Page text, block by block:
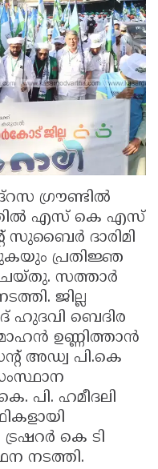
ഗ്രൗണ്ടിൽ
എസ് കെ എസ്
സുബൈർ ദാരിമി
പ്രതിജ്ഞ
സത്താർ
ജില്ല
ഹുദവി ബെദിര
ഉണ്ണിത്താൻ
അഡ്വ പി.കെ
പി. ഹമീദലി
കെ ടി
നടത്തി.